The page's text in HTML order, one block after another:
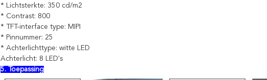
* Lichtsterkte: 350 cd/m2
* Contrast: 800
* TFT-interface type: MIPI
* Pinnummer: 25
* Achterlichttype: witte LED
Achterlicht: 8 LED's
5. Toepassing